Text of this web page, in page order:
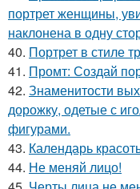
портрет женщины,
наклонена в одну
40. Портрет в стиле
41. Промт: Создай
42. Знаменитости
дорожку, одетые с
фигурами.
43. Календарь
44. Не меняй лицо!